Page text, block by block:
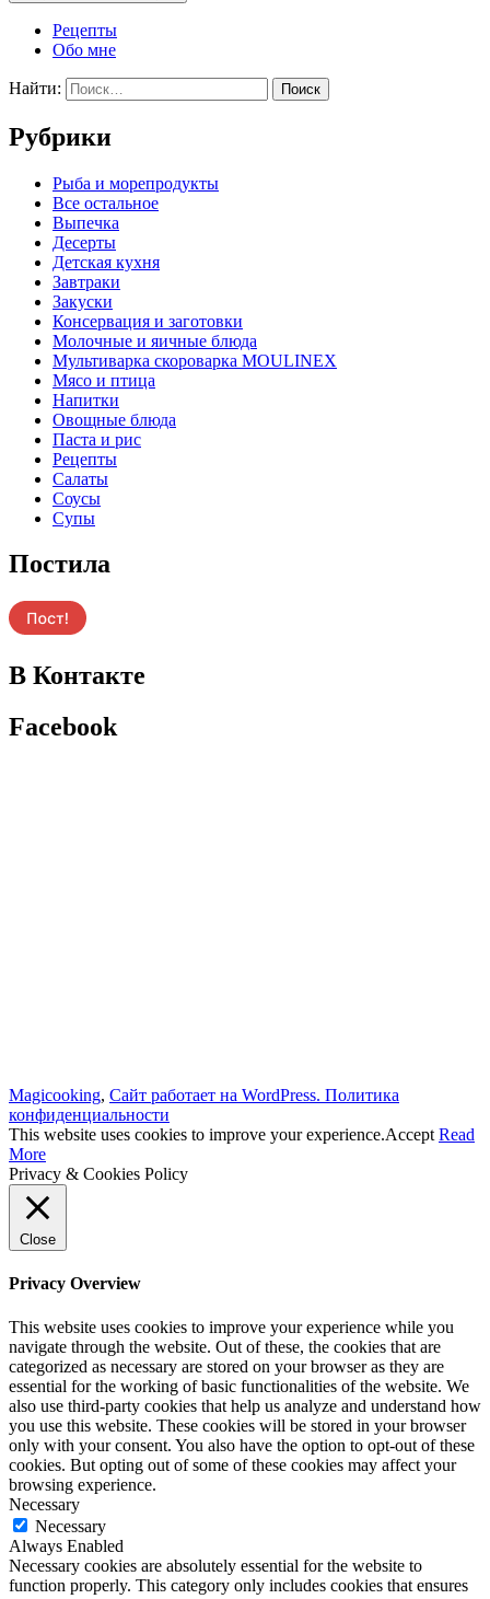
Рецепты
Обо мне
Найти:
Рубрики
Pыба и морепродукты
Все остальное
Выпечка
Десерты
Детская кухня
Завтраки
Закуски
Консервация и заготовки
Молочные и яичные блюда
Мультиварка скороварка MOULINEX
Мясо и птица
Напитки
Овощные блюда
Паста и рис
Рецепты
Салаты
Соусы
Супы
Постила
В Контакте
Facebook
Magicooking, Сайт работает на WordPress. Политика
конфиденциальности
This website uses cookies to improve your experience.Accept Read
More
Privacy & Cookies Policy
Close
Privacy Overview
This website uses cookies to improve your experience while you
navigate through the website. Out of these, the cookies that are
categorized as necessary are stored on your browser as they are
essential for the working of basic functionalities of the website. We
also use third-party cookies that help us analyze and understand how
you use this website. These cookies will be stored in your browser
only with your consent. You also have the option to opt-out of these
cookies. But opting out of some of these cookies may affect your
browsing experience.
Necessary
Necessary
Always Enabled
Necessary cookies are absolutely essential for the website to
function properly. This category only includes cookies that ensures